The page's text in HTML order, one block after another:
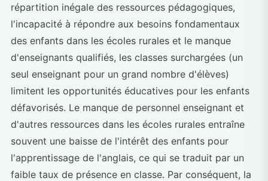
répartition inégale des ressources pédagogiques,
l'incapacité à répondre aux besoins fondamentaux
des enfants dans les écoles rurales et le manque
d'enseignants qualifiés, les classes surchargées (un
seul enseignant pour un grand nombre d'élèves)
limitent les opportunités éducatives pour les enfants
défavorisés. Le manque de personnel enseignant et
d'autres ressources dans les écoles rurales entraîne
souvent une baisse de l'intérêt des enfants pour
l'apprentissage de l'anglais, ce qui se traduit par un
faible taux de présence en classe. Par conséquent, la